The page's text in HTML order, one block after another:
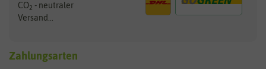
CO2 - neutraler
Versand...
Zahlungsarten